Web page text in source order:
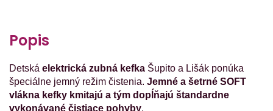
Popis
Detská elektrická zubná kefka Šupito a Lišák ponúka
špeciálne jemný režim čistenia. Jemné a šetrné SOFT
vlákna kefky kmitajú a tým dopĺňajú štandardne
vykonávané čistiace pohyby.